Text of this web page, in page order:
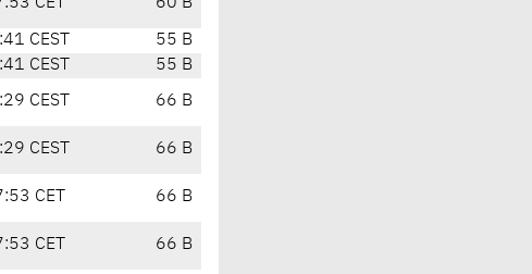
CET 60 B
CEST
55 B
CEST
55 B
CEST 66 B
CEST 66 B
CET 66 B
CET 66 B